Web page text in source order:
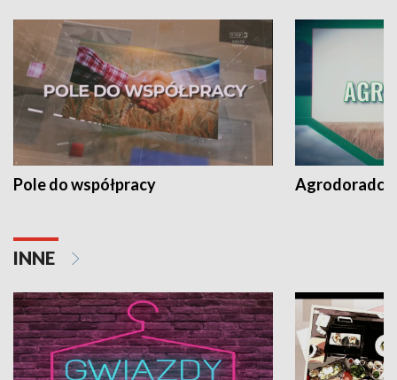
Pole do współpracy Agrodoradcy
INNE